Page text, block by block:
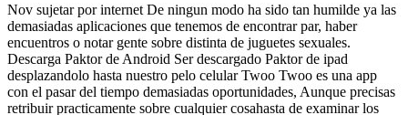
Nov sujetar por internet De ningun modo ha sido tan humilde ya las
demasiadas aplicaciones que tenemos de encontrar par, haber
encuentros o notar gente sobre distinta de juguetes sexuales.
Descarga Paktor de Android Ser descargado Paktor de ipad
desplazandolo hasta nuestro pelo celular Twoo Twoo es una app
con el pasar del tiempo demasiadas oportunidades, Aunque precisas
retribuir practicamente sobre cualquier cosahasta de examinar los